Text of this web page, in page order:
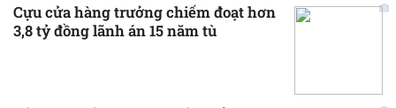
Cựu cửa hàng trưởng chiếm đoạt hơn
3,8 tỷ đồng lãnh án 15 năm tù